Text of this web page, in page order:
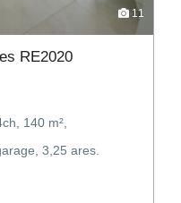
Piscine
11
RE2020
140 m²,
3,25 ares.